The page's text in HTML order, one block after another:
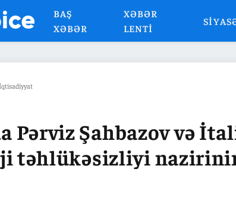
BAŞ
XƏBƏR
XƏBƏR
LENTI
Pərviz Şahbazov və
təhlükəsizliyi